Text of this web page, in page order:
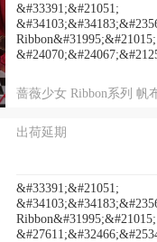
&#33391;&#21051;
Ribbon&#31995;&#21015;
蔷薇少女 Ribbon系列 帆
出荷延期
&#33391;&#21051;
Ribbon&#31995;&#21015;